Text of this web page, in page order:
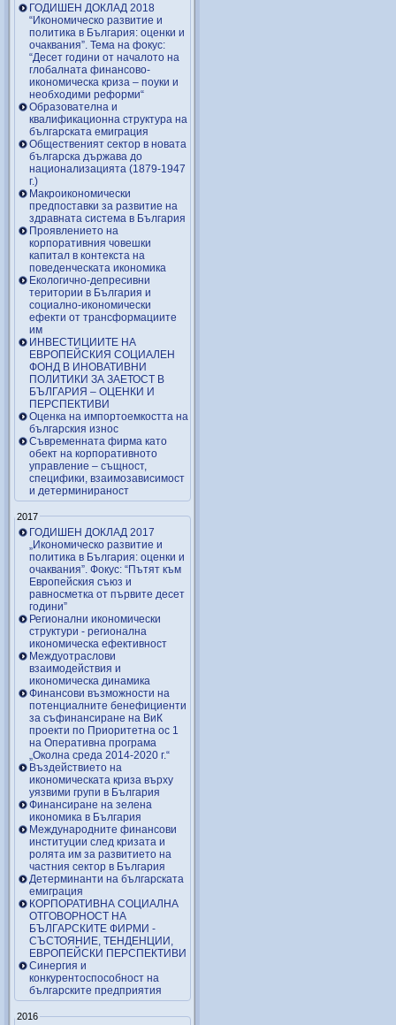
ГОДИШЕН ДОКЛАД 2018
“Икономическо развитие и
политика в България: оценки и
очаквания”. Тема на фокус:
“Десет години от началото на
глобалната финансово-
икономическа криза – поуки и
необходими реформи“
Образователна и
квалификационна структура на
българската емиграция
Общественият сектор в новата
българска държава до
национализацията (1879-1947
г.)
Макроикономически
предпоставки за развитие на
здравната система в България
Проявлението на
корпоративния човешки
капитал в контекста на
поведенческата икономика
Екологично-депресивни
територии в България и
социално-икономически
ефекти от трансформациите
им
ИНВЕСТИЦИИТЕ НА
ЕВРОПЕЙСКИЯ СОЦИАЛЕН
ФОНД В ИНОВАТИВНИ
ПОЛИТИКИ ЗА ЗАЕТОСТ В
БЪЛГАРИЯ – OЦЕНКИ И
ПЕРСПЕКТИВИ
Оценка на импортоемкостта на
българския износ
Съвременната фирма като
обект на корпоративното
управление – същност,
специфики, взаимозависимост
и детерминираност
2017
ГОДИШЕН ДОКЛАД 2017
„Икономическо развитие и
политика в България: оценки и
очаквания”. Фокус: “Пътят към
Европейския съюз и
равносметка от първите десет
години”
Регионални икономически
структури - регионална
икономическа ефективност
Междуотраслови
взаимодействия и
икономическа динамика
Финансови възможности на
потенциалните бенефициенти
за съфинансиране на ВиК
проекти по Приоритетна ос 1
на Оперативна програма
„Околна среда 2014-2020 г.“
Въздействието на
икономическата криза върху
уязвими групи в България
Финансиране на зелена
икономика в България
Международните финансови
институции след кризата и
ролята им за развитието на
частния сектор в България
Детерминанти на българската
емиграция
КОРПОРАТИВНА СОЦИАЛНА
ОТГОВОРНОСТ НА
БЪЛГАРСКИТЕ ФИРМИ -
СЪСТОЯНИЕ, ТЕНДЕНЦИИ,
ЕВРОПЕЙСКИ ПЕРСПЕКТИВИ
Синергия и
конкурентоспособност на
българските предприятия
2016